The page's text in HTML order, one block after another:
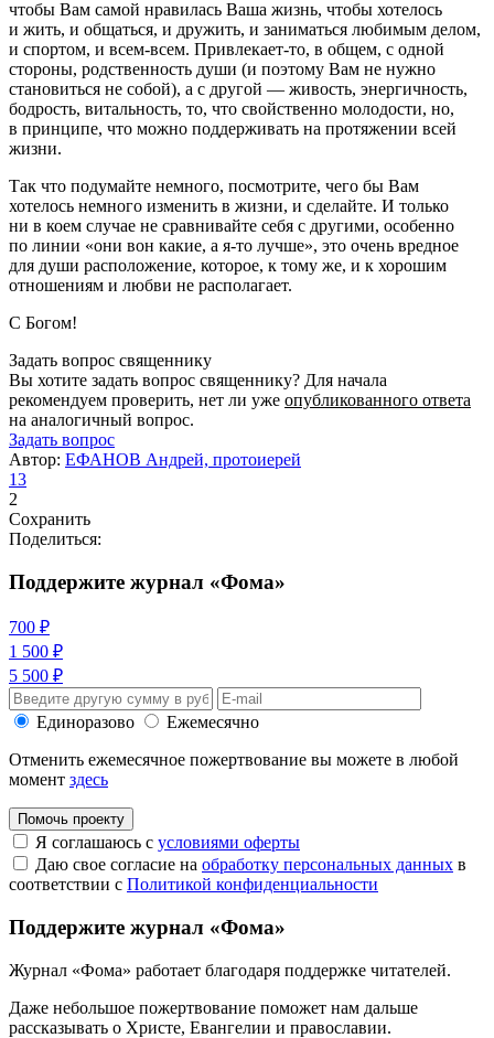
чтобы Вам самой нравилась Ваша жизнь, чтобы хотелось
и жить, и общаться, и дружить, и заниматься любимым делом,
и спортом, и всем-всем. Привлекает-то, в общем, с одной
стороны, родственность души (и поэтому Вам не нужно
становиться не собой), а с другой — живость, энергичность,
бодрость, витальность, то, что свойственно молодости, но,
в принципе, что можно поддерживать на протяжении всей
жизни.
Так что подумайте немного, посмотрите, чего бы Вам
хотелось немного изменить в жизни, и сделайте. И только
ни в коем случае не сравнивайте себя с другими, особенно
по линии «они вон какие, а я-то лучше», это очень вредное
для души расположение, которое, к тому же, и к хорошим
отношениям и любви не располагает.
С Богом!
Задать вопрос священнику
Вы хотите задать вопрос священнику? Для начала
рекомендуем проверить, нет ли уже опубликованного ответа
на аналогичный вопрос.
Задать вопрос
Автор: ЕФАНОВ Андрей, протоиерей
13
2
Сохранить
Поделиться:
Поддержите журнал «Фома»
700 ₽
1 500 ₽
5 500 ₽
Единоразово
Ежемесячно
Отменить ежемесячное пожертвование вы можете в любой
момент здесь
Помочь проекту
Я соглашаюсь с условиями оферты
Даю свое согласие на обработку персональных данных в
соответствии с Политикой конфиденциальности
Поддержите журнал «Фома»
Журнал «Фома» работает благодаря поддержке читателей.
Даже небольшое пожертвование поможет нам дальше
рассказывать о Христе, Евангелии и православии.